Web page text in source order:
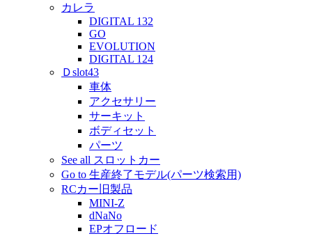
カレラ
DIGITAL 132
GO
EVOLUTION
DIGITAL 124
Ｄslot43
車体
アクセサリー
サーキット
ボディセット
パーツ
See all スロットカー
Go to 生産終了モデル(パーツ検索用)
RCカー旧製品
MINI-Z
dNaNo
EPオフロード